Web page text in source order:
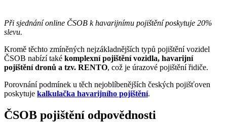
Při sjednání online ČSOB k havarijnímu pojištění poskytuje 20%
slevu.
Kromě těchto zmíněných nejzákladnějších typů pojištění vozidel
ČSOB nabízí také komplexní pojištění vozidla, havarijní
pojištění dronů a tzv. RENTO, což je úrazové pojištění řidiče.
Porovnání podmínek u těch nejoblíbenějších českých pojišťoven
poskytuje kalkulačka havarijního pojištění.
ČSOB pojištění odpovědnosti